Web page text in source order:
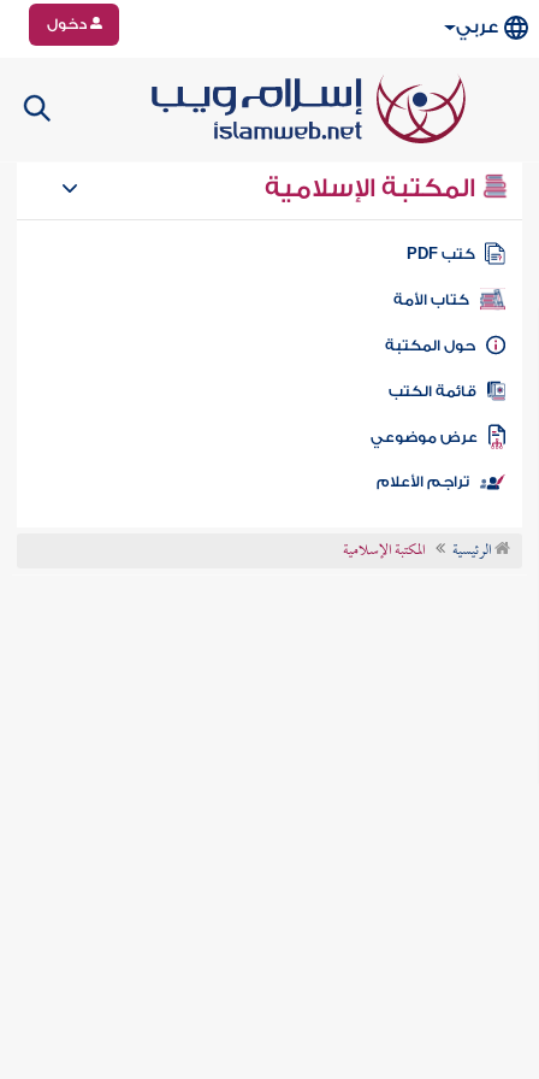
عربي دخول
المكتبة الإسلامية
كتب PDF
كتاب الأمة
المكتبة
الكتب
موضوعي
تراجم الأعلام
الرئيسية المكتبة الإسلامية